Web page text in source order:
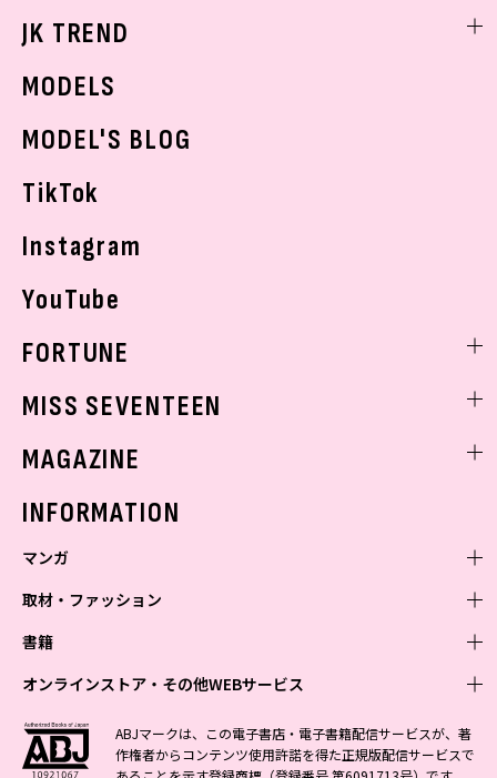
ボディケア
K-POP
モデルの購入品
JK TREND
MODELS
MODEL'S BLOG
TikTok
Instagram
YouTube
FORTUNE
MISS SEVENTEEN
MAGAZINE
INFORMATION
マンガ
少年マンガ
Vジャンプ
最強ジャンプ
少年ジャンプ+
青年マンガ
ZEBRACK
S-MANGA
少女マンガ
ZEBRACK
女性マンガ
ジャンプTOON
取材・ファッション
ファッション・美容
BAILA
MAQUIA
芸能・情報・スポーツ
週プレNEWS
書籍
文芸・文庫・総合
小説すばる
学芸・ノンフィクション・新書
1日5分で、明日は変わる よみタイ yomitai
ライトノベル・ノベライズ
オンラインストア・その他WEBサービス
オンラインストア
OTO
その他WEBサービス
ABJマークは、この電子書店・電子書籍配信サービスが、著
作権者からコンテンツ使用許諾を得た正規版配信サービスで